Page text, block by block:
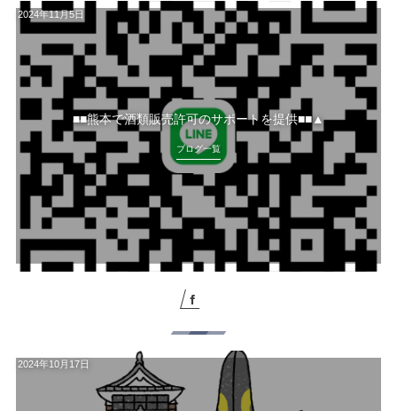
■■熊本で酒類販売許可のサポートを提供■■▲
2024年11月5日
ブログ一覧
2024年10月17日